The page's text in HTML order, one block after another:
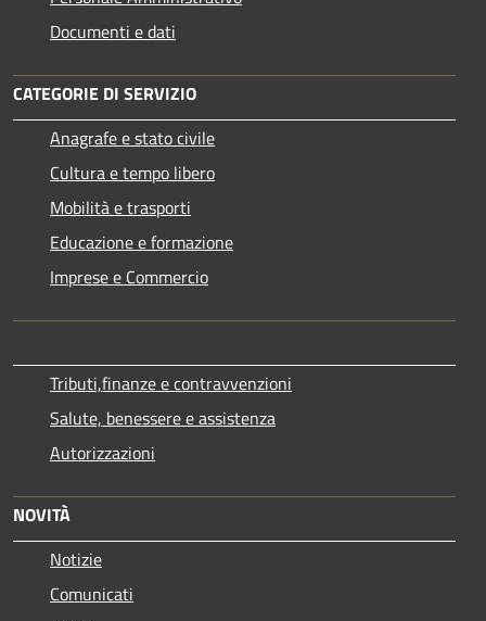
Documenti e dati
CATEGORIE DI SERVIZIO
Anagrafe e stato civile
Cultura e tempo libero
Mobilità e trasporti
Educazione e formazione
Imprese e Commercio
Tributi,finanze e contravvenzioni
Salute, benessere e assistenza
Autorizzazioni
NOVITÀ
Notizie
Comunicati